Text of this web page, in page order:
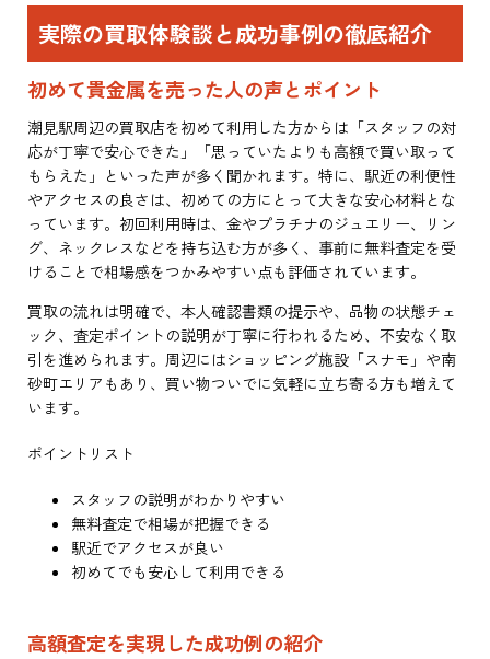
実際の買取体験談と成功事例の徹底紹介
初めて貴金属を売った人の声とポイント
潮見駅周辺の買取店を初めて利用した方からは「スタッフの対
応が丁寧で安心できた」「思っていたよりも高額で買い取って
もらえた」といった声が多く聞かれます。特に、駅近の利便性
やアクセスの良さは、初めての方にとって大きな安心材料とな
っています。初回利用時は、金やプラチナのジュエリー、リン
グ、ネックレスなどを持ち込む方が多く、事前に無料査定を受
けることで相場感をつかみやすい点も評価されています。
買取の流れは明確で、本人確認書類の提示や、品物の状態チェ
ック、査定ポイントの説明が丁寧に行われるため、不安なく取
引を進められます。周辺にはショッピング施設「スナモ」や南
砂町エリアもあり、買い物ついでに気軽に立ち寄る方も増えて
います。
ポイントリスト
スタッフの説明がわかりやすい
無料査定で相場が把握できる
駅近でアクセスが良い
初めてでも安心して利用できる
高額査定を実現した成功例の紹介